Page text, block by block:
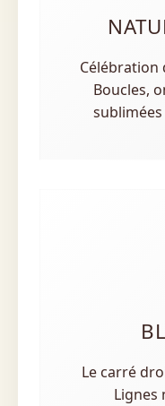
Célébration
Boucles,
Le carré
Lignes